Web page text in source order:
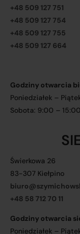
+48 509 127 751
+48 509 127 754
+48 509 127 755
+48 509 127 664
Godziny otwarcia
Poniedziałek –
Sobota: 9:00 – 15:00
Świerkowa 26
83-307 Kiełpino
+48 58 712 70 11
Godziny otwarcia
Poniedziałek –